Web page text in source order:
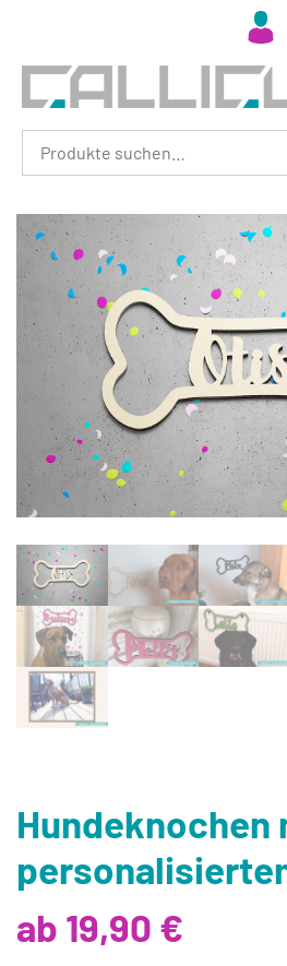
Hundeknochen
ab 19,90 €